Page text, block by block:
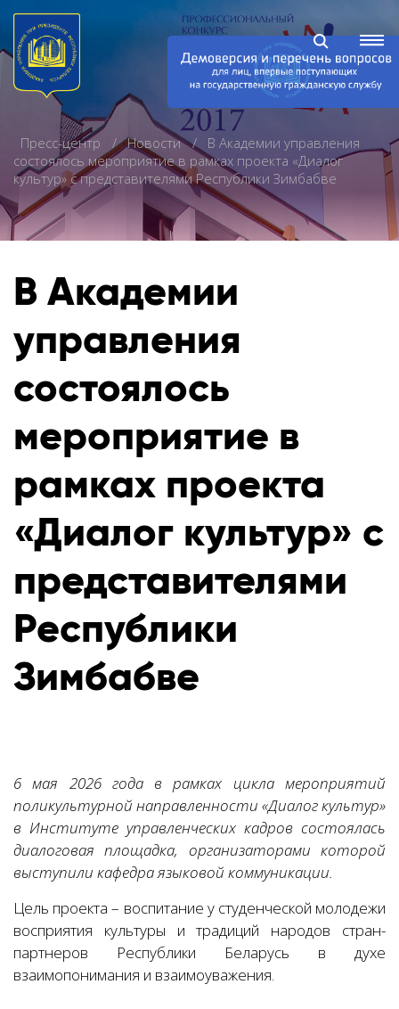
Пресс-центр Новости
В Академии управления
состоялось мероприятие в рамках проекта «Диалог
культур» с представителями Республики Зимбабве
В Академии
управления
состоялось
мероприятие в
рамках проекта
«Диалог культур» с
представителями
Республики
Зимбабве
6 мая 2026 года в рамках цикла мероприятий
поликультурной направленности «Диалог культур»
в Институте управленческих кадров состоялась
диалоговая площадка, организаторами которой
выступили кафедра языковой коммуникации.
Цель проекта – воспитание у студенческой молодежи
восприятия культуры и традиций народов стран-
партнеров Республики Беларусь в духе
взаимопонимания и взаимоуважения.